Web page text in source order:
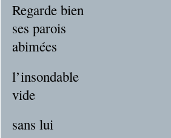
Regarde bien
ses parois
abimées
l’insondable
vide
sans lui